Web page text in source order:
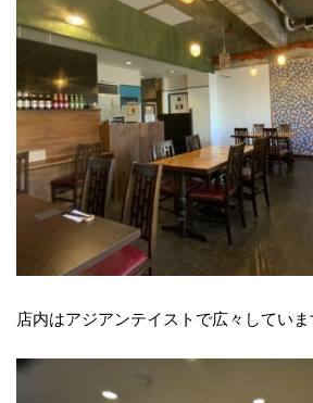
店内はアジアンテイストで広々していま